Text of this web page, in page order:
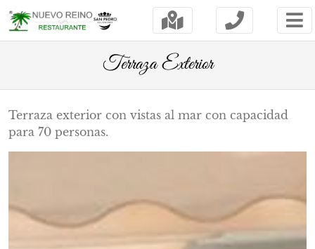
Terraza Exterior
Terraza exterior con vistas al mar con capacidad
para 70 personas.